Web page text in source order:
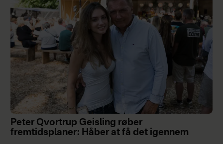
Peter Qvortrup Geisling røber
fremtidsplaner: Håber at få det igennem